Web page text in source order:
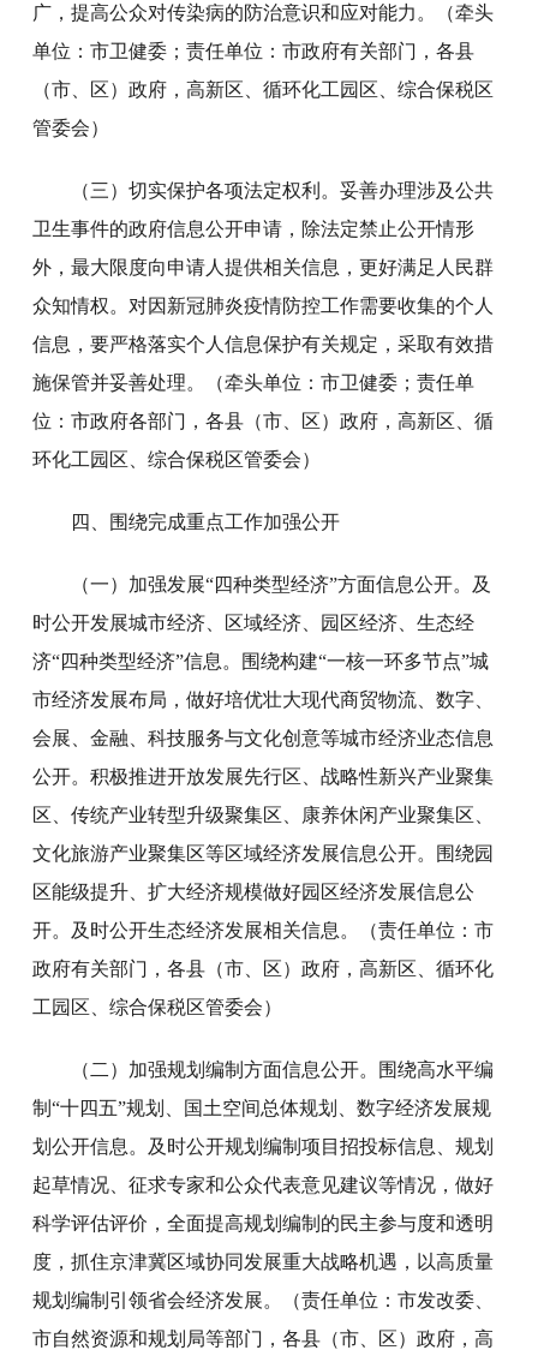
广，提高公众对传染病的防治意识和应对能力。（牵头
单位：市卫健委；责任单位：市政府有关部门，各县
（市、区）政府，高新区、循环化工园区、综合保税区
管委会）
（三）切实保护各项法定权利。妥善办理涉及公共
卫生事件的政府信息公开申请，除法定禁止公开情形
外，最大限度向申请人提供相关信息，更好满足人民群
众知情权。对因新冠肺炎疫情防控工作需要收集的个人
信息，要严格落实个人信息保护有关规定，采取有效措
施保管并妥善处理。（牵头单位：市卫健委；责任单
位：市政府各部门，各县（市、区）政府，高新区、循
环化工园区、综合保税区管委会）
四、围绕完成重点工作加强公开
（一）加强发展“四种类型经济”方面信息公开。及
时公开发展城市经济、区域经济、园区经济、生态经
济“四种类型经济”信息。围绕构建“一核一环多节点”城
市经济发展布局，做好培优壮大现代商贸物流、数字、
会展、金融、科技服务与文化创意等城市经济业态信息
公开。积极推进开放发展先行区、战略性新兴产业聚集
区、传统产业转型升级聚集区、康养休闲产业聚集区、
文化旅游产业聚集区等区域经济发展信息公开。围绕园
区能级提升、扩大经济规模做好园区经济发展信息公
开。及时公开生态经济发展相关信息。（责任单位：市
政府有关部门，各县（市、区）政府，高新区、循环化
工园区、综合保税区管委会）
（二）加强规划编制方面信息公开。围绕高水平编
制“十四五”规划、国土空间总体规划、数字经济发展规
划公开信息。及时公开规划编制项目招投标信息、规划
起草情况、征求专家和公众代表意见建议等情况，做好
科学评估评价，全面提高规划编制的民主参与度和透明
度，抓住京津冀区域协同发展重大战略机遇，以高质量
规划编制引领省会经济发展。（责任单位：市发改委、
市自然资源和规划局等部门，各县（市、区）政府，高